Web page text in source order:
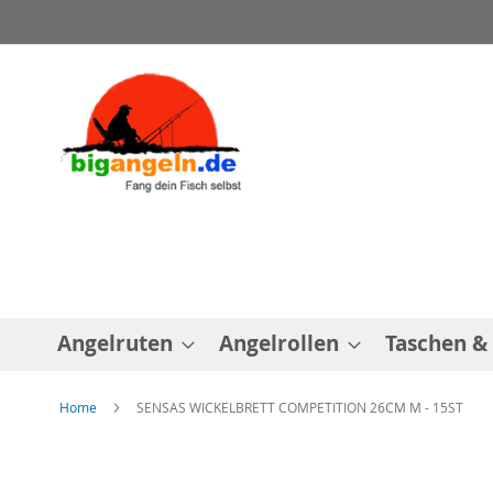
zum
Angelruten Angelrollen Taschen &
Home SENSAS WICKELBRETT COMPETITION 26CM M - 15ST